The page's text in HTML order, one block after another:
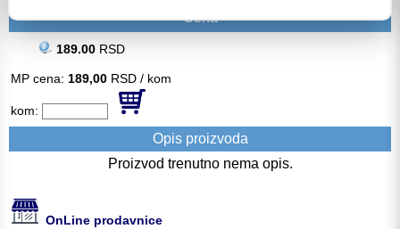
Cena
189.00 RSD
MP cena: 189,00 RSD / kom
kom:
Opis proizvoda
Proizvod trenutno nema opis.
OnLine prodavnice